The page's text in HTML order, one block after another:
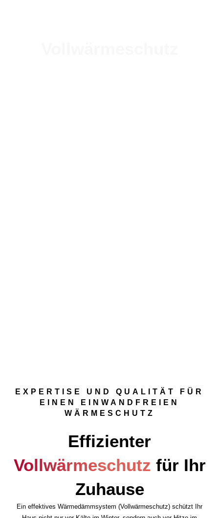
EXPERTISE UND QUALITÄT FÜR
EINEN EINWANDFREIEN
WÄRMESCHUTZ
Effizienter
Vollwärmeschutz für Ihr
Zuhause
Ein effektives Wärmedämmsystem (Vollwärmeschutz) schützt Ihr